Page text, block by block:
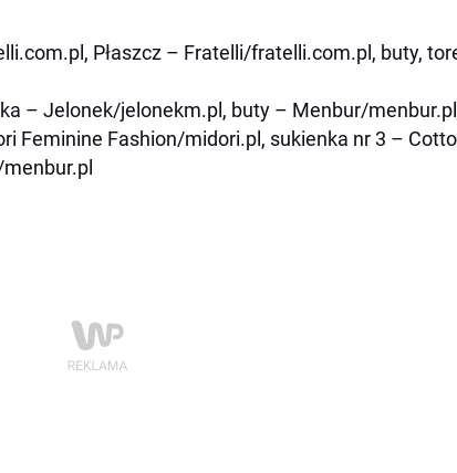
Płaszcz – Fratelli/fratelli.com.pl, buty,
– Jelonek/jelonekm.pl, buty – Menbur/menbur.pl
Feminine Fashion/midori.pl, sukienka nr 3 –